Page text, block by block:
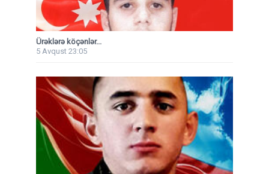
Ürəklərə köçənlər...
5 Avqust 23:05